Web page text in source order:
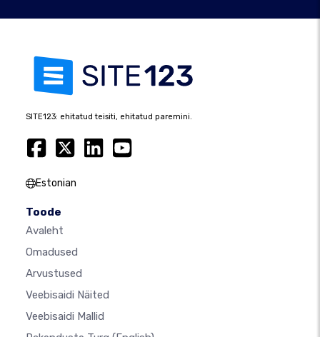
SITE123: ehitatud teisiti, ehitatud paremini.
Estonian
Toode
Avaleht
Omadused
Arvustused
Veebisaidi Näited
Veebisaidi Mallid